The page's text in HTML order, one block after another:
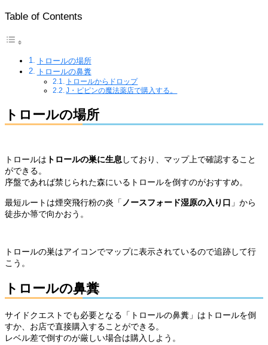
Table of Contents
トロールの場所
トロールの鼻糞
トロールからドロップ
J・ピピンの魔法薬店で購入する。
トロールの場所
トロールは トロールの巣に生息しており、マップ上で確認すること
ができる。
序盤であれば禁じられた森にいるトロールを倒すのがおすすめ。
最短ルートは煙突飛行粉の炎「 ノースフォード湿原の入り口 」から
徒歩か箒で向かおう。
トロールの巣はアイコンでマップに表示されているので追跡して行
こう。
トロールの鼻糞
サイドクエストでも必要となる「トロールの鼻糞」はトロールを倒
すか、お店で直接購入することができる。
レベル差で倒すのが厳しい場合は購入しよう。